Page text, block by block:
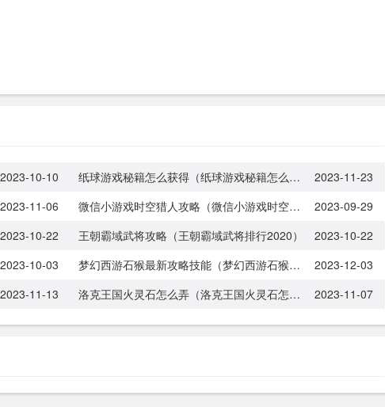
2023-10-10 纸球游戏秘籍怎么获得（纸球游戏秘籍怎么获得视频）
2023-11-23
2023-11-06 微信小游戏时空猎人攻略（微信小游戏时空猎人怎么选人）
2023-09-29
2023-10-22 王朝霸域武将攻略（王朝霸域武将排行2020）
2023-10-22
2023-10-03 梦幻西游石猴最新攻略技能（梦幻西游石猴最新攻略技能介绍）
2023-12-03
2023-11-13 洛克王国火灵石怎么弄（洛克王国火灵石怎么弄出来） 2023-11-07